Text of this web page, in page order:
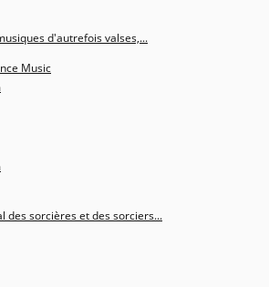
d'autrefois valses,...
Music
des sorcières et des sorciers...